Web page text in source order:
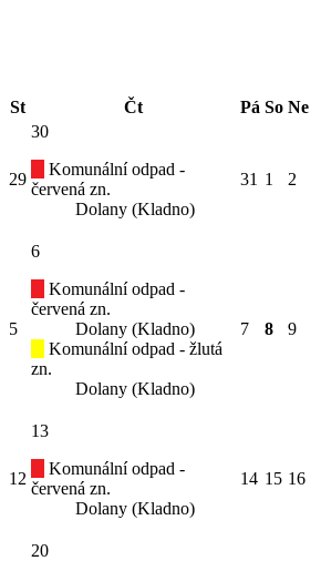
St Čt Pá So Ne
29
30
Komunální odpad -
červená zn.
Dolany (Kladno)
31 1 2
5
6
Komunální odpad -
červená zn.
Dolany (Kladno)
Komunální odpad - žlutá
zn.
Dolany (Kladno)
7 8 9
12
13
Komunální odpad -
červená zn.
Dolany (Kladno)
14 15 16
20